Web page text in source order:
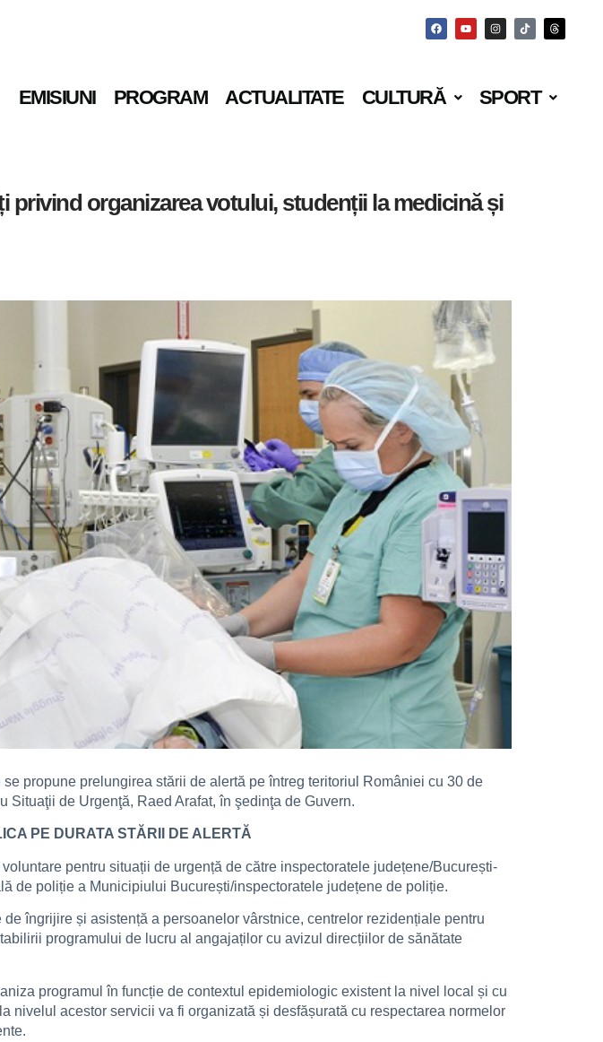
EMISIUNI PROGRAM ACTUALITATE CULTURĂ SPORT
privind organizarea votului, studenții la medicină și
propune prelungirea stării de alertă pe întreg teritoriul României cu 30 de
de Urgenţă, Raed Arafat, în şedinţa de Guvern.
PE DURATA STĂRII DE ALERTĂ
pentru situații de urgență de către inspectoratele județene/București-
de poliție a Municipiului București/inspectoratele județene de poliție.
îngrijire și asistență a persoanelor vârstnice, centrelor rezidențiale pentru
programului de lucru al angajaților cu avizul direcțiilor de sănătate
programul în funcție de contextul epidemiologic existent la nivel local și cu
acestor servicii va fi organizată și desfășurată cu respectarea normelor